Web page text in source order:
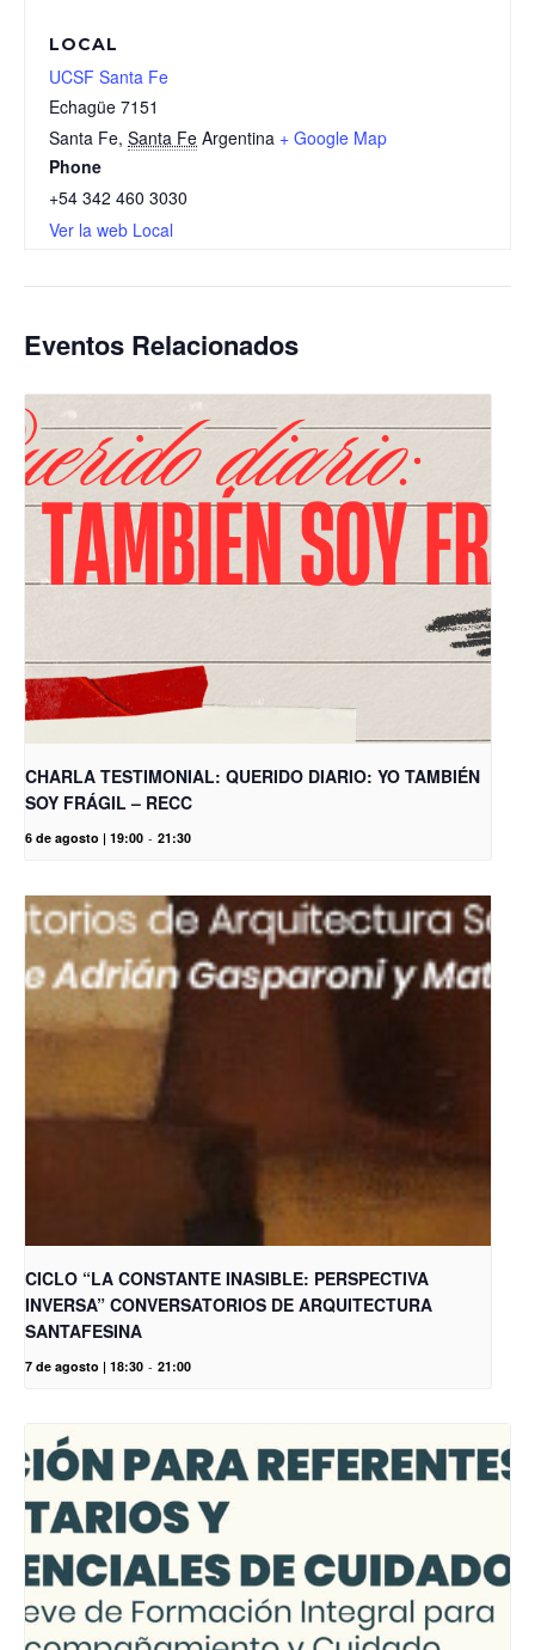
LOCAL
UCSF Santa Fe
Echagüe 7151
Santa Fe, Santa Fe Argentina + Google Map
Phone
+54 342 460 3030
Ver la web Local
Eventos Relacionados
CHARLA TESTIMONIAL: QUERIDO DIARIO: YO TAMBIÉN
SOY FRÁGIL – RECC
6 de agosto | 19:00 - 21:30
CICLO “LA CONSTANTE INASIBLE: PERSPECTIVA
INVERSA” CONVERSATORIOS DE ARQUITECTURA
SANTAFESINA
7 de agosto | 18:30 - 21:00